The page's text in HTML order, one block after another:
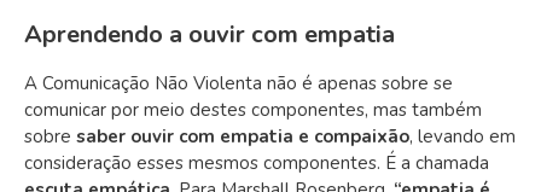
Aprendendo a ouvir com empatia
A Comunicação Não Violenta não é apenas sobre se
comunicar por meio destes componentes, mas também
sobre saber ouvir com empatia e compaixão, levando em
consideração esses mesmos componentes. É a chamada